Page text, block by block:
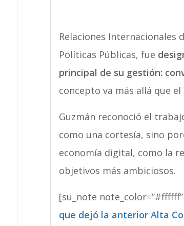
Relaciones Internacionales
Políticas Públicas, fue
principal de su gestión:
concepto va más allá que el
Guzmán reconoció el
como una cortesía, sino
economía digital, como la
objetivos más ambiciosos.
[su_note note_color=”#ffffff”
que dejó la anterior Alta